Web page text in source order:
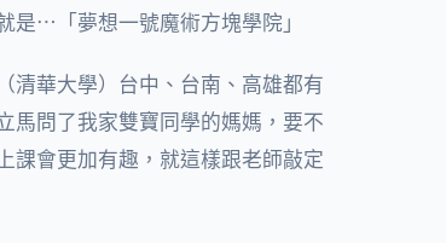
是⋯「夢想一號魔術方塊學院」
清華大學）台中、台南、高雄都有
馬問了我家雙寶同學的媽媽，要不
課會更加有趣，就這樣跟老師敲定